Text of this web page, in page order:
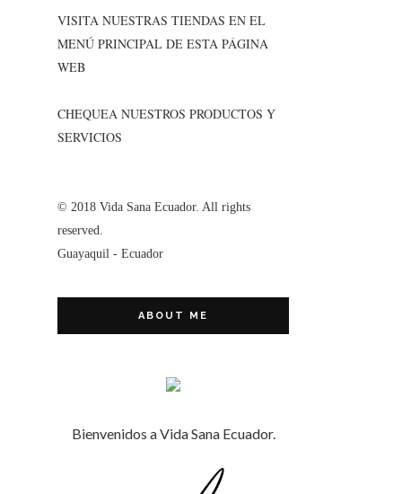
VISITA NUESTRAS TIENDAS EN EL
MENÚ PRINCIPAL DE ESTA PÁGINA
WEB
CHEQUEA NUESTROS PRODUCTOS Y
SERVICIOS
© 2018 Vida Sana Ecuador. All rights
reserved.
Guayaquil - Ecuador
ABOUT ME
Bienvenidos a Vida Sana Ecuador.